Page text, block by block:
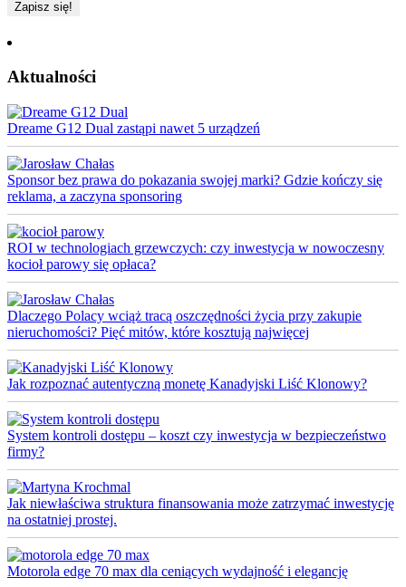
Aktualności
Dreame G12 Dual zastąpi nawet 5 urządzeń
Sponsor bez prawa do pokazania swojej marki? Gdzie kończy się
reklama, a zaczyna sponsoring
ROI w technologiach grzewczych: czy inwestycja w nowoczesny
kocioł parowy się opłaca?
Dlaczego Polacy wciąż tracą oszczędności życia przy zakupie
nieruchomości? Pięć mitów, które kosztują najwięcej
Jak rozpoznać autentyczną monetę Kanadyjski Liść Klonowy?
System kontroli dostępu – koszt czy inwestycja w bezpieczeństwo
firmy?
Jak niewłaściwa struktura finansowania może zatrzymać inwestycję
na ostatniej prostej.
Motorola edge 70 max dla ceniących wydajność i elegancję